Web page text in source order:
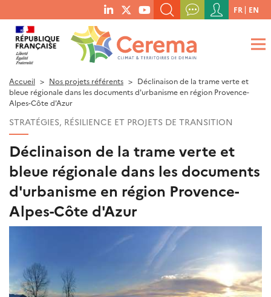
menu
social
links
RECHERCHER UN MOT-CLÉ, UNE PUBLICATION, ETC.
QUE RECHERCHEZ-VOUS ?
Menu
du
compte
de
FR EN
Accueil Nos projets référents
Déclinaison de la trame verte et
bleue régionale dans les documents d'urbanisme en région Provence-
Alpes-Côte d'Azur
STRATÉGIES, RÉSILIENCE ET PROJETS DE TRANSITION
Déclinaison de la trame verte et
bleue régionale dans les documents
d'urbanisme en région Provence-
Alpes-Côte d'Azur